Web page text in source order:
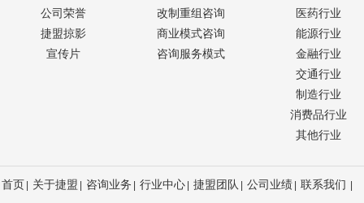
询、企业财务管
等全方位服务。
公司始终不
意；诚信高效服
理思想，提升建
最新的、科学的
建筑行业激烈的
控制；企业信息
三、人力资
1. 人力资源
工的培养与激励
为主线。
2. 业务涵盖
业生涯规划；培
四、企业文
公司荣誉
捷盟掠影
宣传片
改制重组咨询
商业模式咨询
咨询服务模式
医药行业
能源行业
金融行业
交通行业
制造行业
消费品行业
其他行业
首页 关于捷盟 咨询业务 行业中心 捷盟团队 公司业绩 联系我们